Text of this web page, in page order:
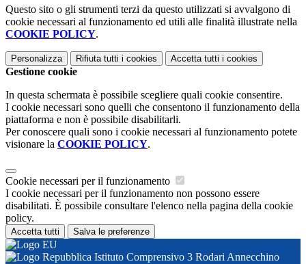
Questo sito o gli strumenti terzi da questo utilizzati si avvalgono di
cookie necessari al funzionamento ed utili alle finalità illustrate nella
COOKIE POLICY.
Personalizza Rifiuta tutti i cookies Accetta tutti i cookies
Gestione cookie
In questa schermata è possibile scegliere quali cookie consentire.
I cookie necessari sono quelli che consentono il funzionamento della
piattaforma e non è possibile disabilitarli.
Per conoscere quali sono i cookie necessari al funzionamento potete
visionare la COOKIE POLICY.
Cookie necessari per il funzionamento
I cookie necessari per il funzionamento non possono essere
disabilitati. È possibile consultare l'elenco nella pagina della cookie
policy.
Accetta tutti Salva le preferenze
Istituto Comprensivo 3 Rodari Annecchino